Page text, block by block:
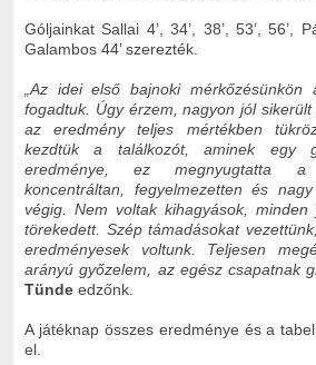
Góljainkat Sallai 4’, 34’, 38’, 53’, 56’,
Galambos 44’ szerezték.
„Az idei első bajnoki mérkőzésünkön
fogadtuk. Úgy érzem, nagyon jól
az eredmény teljes mértékben
kezdtük a találkozót, aminek egy
eredménye, ez megnyugtatta a
koncentráltan, fegyelmezetten és
végig. Nem voltak kihagyások,
törekedett. Szép támadásokat
eredményesek voltunk. Teljesen
arányú győzelem, az egész csapatnak
Tünde edzőnk.
A játéknap összes eredménye és a
el.